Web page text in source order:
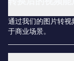
通过我们的图片转
于商业场景。